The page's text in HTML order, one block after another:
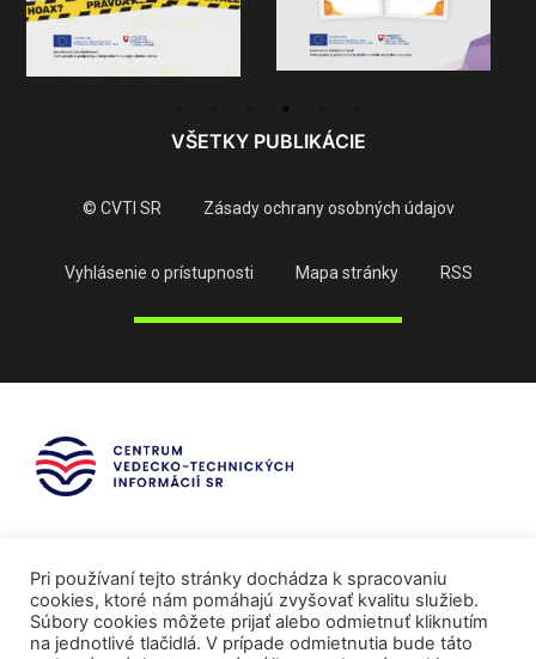
VŠETKY PUBLIKÁCIE
© CVTI SR Zásady ochrany osobných údajov
Vyhlásenie o prístupnosti Mapa stránky RSS
Pri používaní tejto stránky dochádza k spracovaniu
cookies, ktoré nám pomáhajú zvyšovať kvalitu služieb.
Súbory cookies môžete prijať alebo odmietnuť kliknutím
na jednotlivé tlačidlá. V prípade odmietnutia bude táto